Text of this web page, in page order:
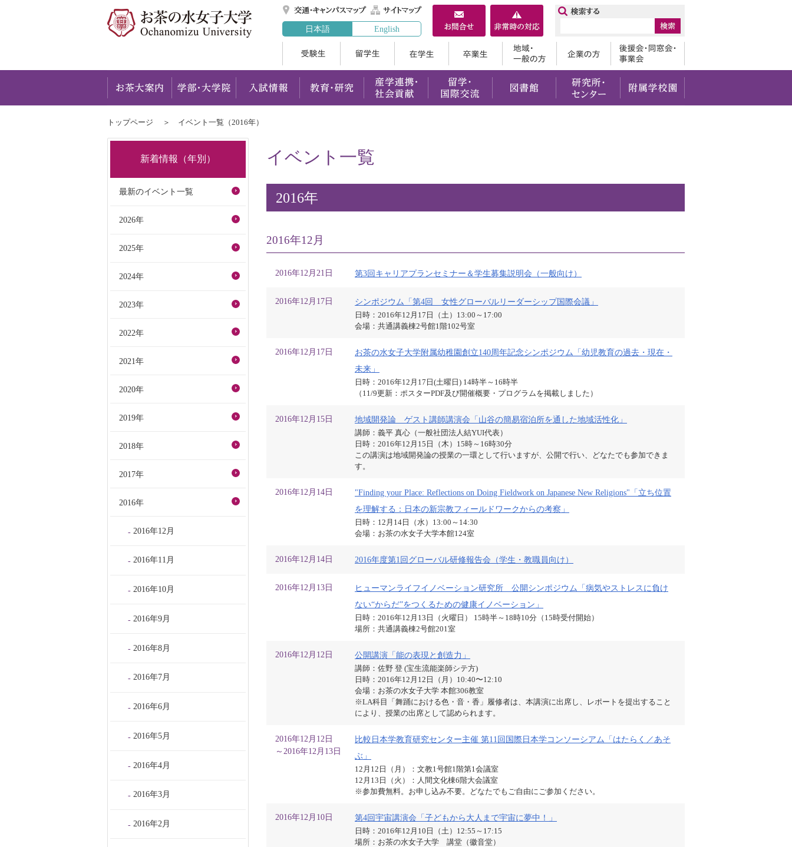
交通・キャンパスマップ
サイトマップ
日本語
English
在学生 地域・一般の方企業の方
お茶大案内 入試情報 教育・研究 産学連携・社会貢献留学・国際交流
トップページ イベント一覧（2016年）
イベント一覧
2016年
2016年12月
2016年12月21日 第3回キャリアプランセミナー＆学生募集説明会（一般向け）
2016年12月17日 シンポジウム「第4回 女性グローバルリーダーシップ国際会議」
日時：2016年12月17日（土）13:00～17:00
会場：共通講義棟2号館1階102号室
2016年12月17日
お茶の水女子大学附属幼稚園創立140周年記念シンポジウム「幼児教育の過去・現在・
未来」
日時：2016年12月17日(土曜日) 14時半～16時半
（11/9更新：ポスターPDF及び開催概要・プログラムを掲載しました）
2016年12月15日 地域開発論 ゲスト講師講演会「山谷の簡易宿泊所を通した地域活性化」
講師：義平 真心（一般社団法人結YUI代表）
日時：2016年12月15日（木）15時～16時30分
この講演は地域開発論の授業の一環として行いますが、公開で行い、どなたでも参加できま
す。
2016年12月14日
"Finding your Place: Reflections on Doing Fieldwork on Japanese New Religions"「立ち位置
を理解する：日本の新宗教フィールドワークからの考察」
日時：12月14日（水）13:00～14:30
会場：お茶の水女子大学本館124室
2016年12月14日 2016年度第1回グローバル研修報告会（学生・教職員向け）
2016年12月13日
ヒューマンライフイノベーション研究所 公開シンポジウム「病気やストレスに負け
ない“からだ”をつくるための健康イノベーション」
日時：2016年12月13日（火曜日） 15時半～18時10分（15時受付開始）
場所：共通講義棟2号館201室
2016年12月12日 公開講演「能の表現と創造力」
講師：佐野 登 (宝生流能楽師シテ方)
日時：2016年12月12日（月）10:40〜12:10
会場：お茶の水女子大学 本館306教室
※LA科目「舞踊における色・音・香」履修者は、本講演に出席し、レポートを提出すること
により、授業の出席として認められます。
2016年12月12日
～2016年12月13日
比較日本学教育研究センター主催 第11回国際日本学コンソーシアム「はたらく／あそ
ぶ」
12月12日（月）：文教1号館1階第1会議室
12月13日（火）：人間文化棟6階大会議室
※参加費無料。お申し込み不要。どなたでもご自由にご参加ください。
2016年12月10日 第4回宇宙講演会「子どもから大人まで宇宙に夢中！」
日時：2016年12月10日（土）12:55～17:15
場所：お茶の水女子大学 講堂（徽音堂）
新着情報（年別）
最新のイベント一覧
2026年
2025年
2024年
2023年
2022年
2021年
2020年
2019年
2018年
2017年
2016年
2016年12月
2016年11月
2016年10月
2016年9月
2016年8月
2016年7月
2016年6月
2016年5月
2016年4月
2016年3月
2016年2月